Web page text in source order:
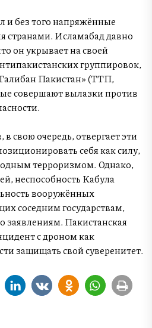
и без того напряжённые
странами. Исламабад давно
он укрывает на своей
группировок,
Пакистан» (ТТП,
совершают вылазки против
свою очередь, отвергает эти
себя как силу,
терроризмом. Однако,
неспособность Кабула
вооружённых
соседним государствам,
заявлениям. Пакистанская
с дроном как
защищать свой суверенитет.